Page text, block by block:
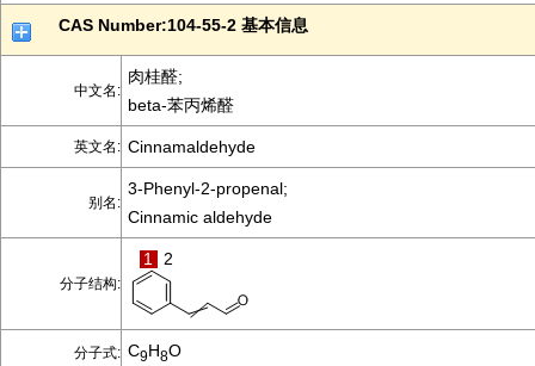
CAS Number:104-55-2 基本信息
中文名:
肉桂醛;
beta-苯丙烯醛
英文名: Cinnamaldehyde
别名:
3-Phenyl-2-propenal;
Cinnamic aldehyde
分子结构:
1 2
分子式: C9H8O